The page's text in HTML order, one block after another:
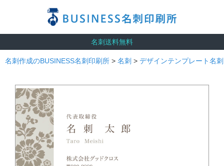
名刺送料無料
名刺作成のBUSINESS名刺印刷所 > 名刺 > デザインテンプレート名刺